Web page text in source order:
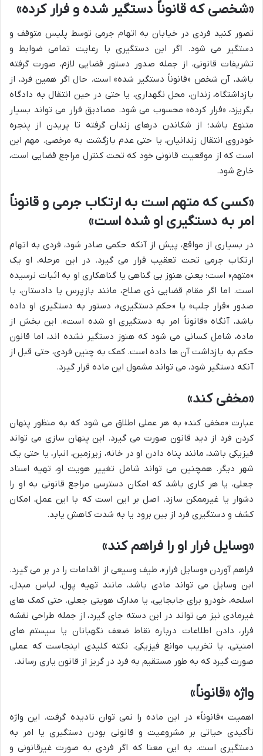
«شخصی که قانوناً دستگیر شده و فرار کرده»
تصور کنید فردی در خیابان به اتهام جرمی توسط پلیس متوقف و
دستگیر می شود. اگر این دستگیری با رعایت تمامی ضوابط و
تشریفات قانونی، از جمله صدور دستور قضایی لازم، صورت گرفته
باشد، آن شخص «قانوناً دستگیر شده» است. حال اگر همین فرد، از
بازداشتگاه، زندان، محل نگهداری، یا حتی در حین انتقال به دادگاه
بگریزد، «فرار کرده» محسوب می شود. مصادیق فرار می تواند بسیار
متنوع باشد؛ از شکاندن درهای زندان گرفته تا پریدن از پنجره
خودروی انتقال زندانیان، یا حتی عدم بازگشت به مرخصی. مهم این
است که از موقعیت قانونی خود که تحت کنترل مراجع قضایی است،
خارج شود.
«کسی که متهم است به ارتکاب جرمی و قانوناً
امر به دستگیری او شده است»
در بسیاری از مواقع، پیش از آنکه حکمی صادر شود، فردی به اتهام
ارتکاب جرمی تحت تعقیب قرار می گیرد. در این مرحله، او یک
«متهم» است؛ یعنی هنوز بی گناهی یا گناهکاری او به اثبات نرسیده
است. اما اگر مقام قضایی ذی صلاح، مانند بازپرس یا دادستان، با
صدور «قرار جلب» یا «حکم دستگیری»، دستور به دستگیری او داده
باشد، آنگاه «قانوناً امر به دستگیری او شده است». این بخش از
ماده، شامل کسانی می شود که هنوز دستگیر نشده اند، اما قانون
حکم به بازداشت آن ها داده است. کمک به چنین فردی، حتی قبل از
آنکه دستگیر شود، می تواند مشمول این ماده قرار گیرد.
«مخفی کند»
عبارت «مخفی کند» به هر عملی اطلاق می شود که به منظور پنهان
کردن فرد از دید قانون صورت می گیرد. این پنهان سازی می تواند
فیزیکی باشد، مانند پناه دادن او در خانه، زیرزمین، انبار، یا حتی یک
شهر دیگر. همچنین می تواند شامل تغییر هویت او، تهیه اسناد
جعلی، یا هر کاری باشد که امکان دسترسی مراجع قانونی به او را
دشوار یا غیرممکن سازد. اصل بر این است که با این عمل، امکان
کشف و دستگیری فرد از بین برود یا به شدت کاهش یابد.
«وسایل فرار او را فراهم کند»
فراهم آوردن «وسایل فرار»، طیف وسیعی از اقدامات را در بر می گیرد.
این وسایل می تواند مادی باشد، مانند تهیه پول، لباس مبدل،
اسلحه، خودرو برای جابجایی، یا مدارک هویتی جعلی. حتی کمک های
غیرمادی نیز می تواند در این دسته جای گیرد، از جمله طراحی نقشه
فرار، دادن اطلاعات درباره نقاط ضعف نگهبانان یا سیستم های
امنیتی، یا تخریب موانع فیزیکی. نکته کلیدی اینجاست که عملی
صورت گیرد که به طور مستقیم به فرد در گریز از قانون یاری رساند.
واژه «قانوناً»
اهمیت «قانوناً» در این ماده را نمی توان نادیده گرفت. این واژه
تأکیدی حیاتی بر مشروعیت و قانونی بودن دستگیری یا امر به
دستگیری است. به این معنا که اگر فردی به صورت غیرقانونی و